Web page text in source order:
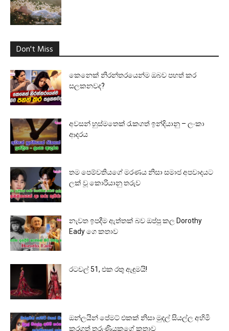
Don't Miss
කෙනෙක් නිරන්තරයෙන්ම ඔබව පහත් කර
සලකනවද?
අවසන් හුස්මතෙක් රැකගත් ඉන්දියානු – ලංකා
ආදරය
තම පෙම්වතියගේ මරණය නිසා සමාජ අපවාදයට
ලක් වූ කොරියානු තරුව
නැවත ඉපදීම ඇත්තක් බව ඔප්පු කල Dorothy
Eady ගෙ කතාව
රටවල් 51, එක රතු ඇඳුමයි!
ඔන්ලයින් පේමට් එකක් නිසා මුදල් සියල්ල අහිමි
කරගත් තරුණියකගේ කතාව